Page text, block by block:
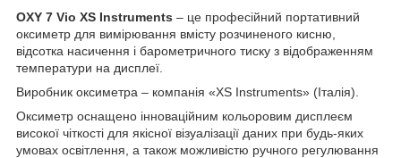
OXY 7 Vio XS Instruments – це професійний портативний
оксиметр для вимірювання вмісту розчиненого кисню,
відсотка насичення і барометричного тиску з відображенням
температури на дисплеї.
Виробник оксиметра – компанія «XS Instruments» (Італія).
Оксиметр оснащено інноваційним кольоровим дисплеєм
високої чіткості для якісної візуалізації даних при будь-яких
умовах освітлення, а також можливістю ручного регулювання